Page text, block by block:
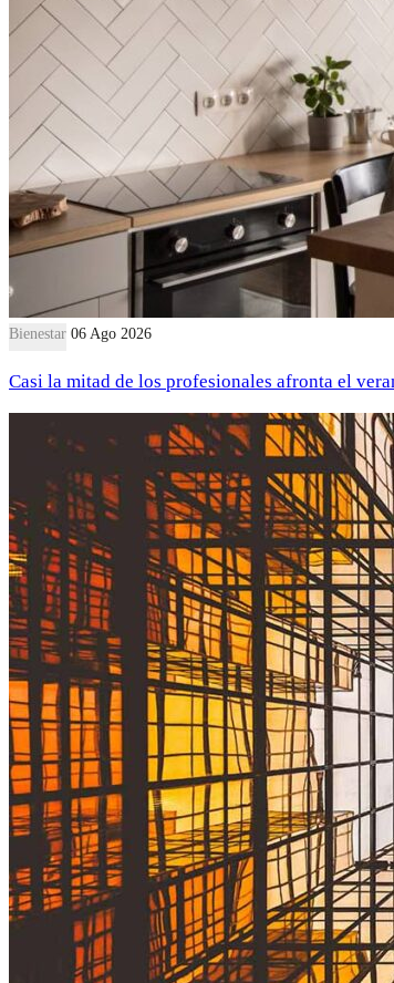
Bienestar 06 Ago 2026
Casi la mitad de los profesionales afronta el